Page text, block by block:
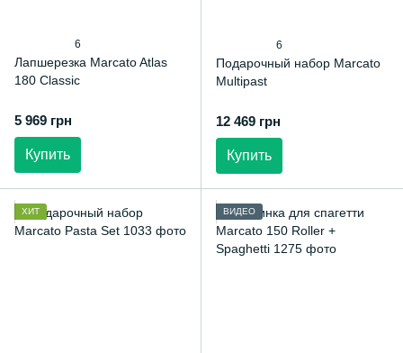
6
Лапшерезка Marcato Atlas
180 Classic
5 969 грн
Купить
6
Подарочный набор Marcato
Multipast
12 469 грн
Купить
ХИТ ВИДЕО